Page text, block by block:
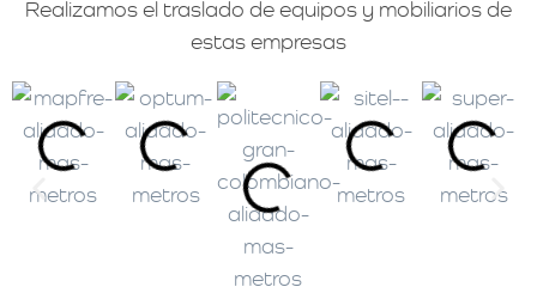
Realizamos el traslado de equipos y mobiliarios de
estas empresas